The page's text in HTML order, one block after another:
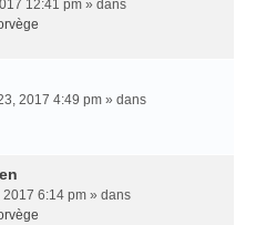
12:41 pm » dans
2017 4:49 pm » dans
2017 6:14 pm » dans